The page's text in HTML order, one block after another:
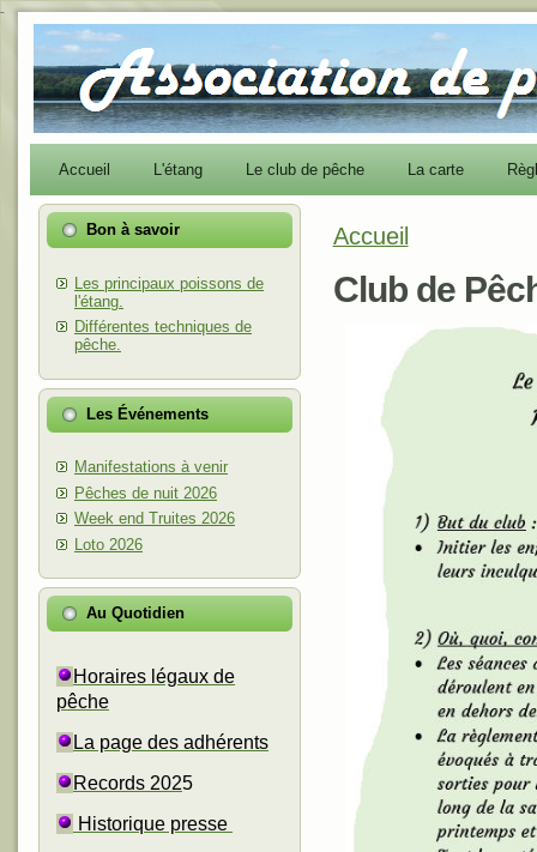
-
Accueil L'étang Le club de pêche La carte
Bon à savoir
Les principaux poissons de
l'étang.
Différentes techniques de
pêche.
Les Événements
Manifestations à venir
Pêches de nuit 2026
Week end Truites 2026
Loto 2026
Au Quotidien
Horaires légaux de
pêche
La page des adhérents
Records 2025
Historique presse
Vous êtes ici
Accueil
Club de